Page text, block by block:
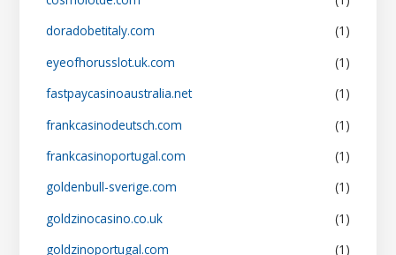
doradobetitaly.com
(1)
eyeofhorusslot.uk.com
(1)
fastpaycasinoaustralia.net
(1)
frankcasinodeutsch.com
(1)
frankcasinoportugal.com
(1)
goldenbull-sverige.com
(1)
goldzinocasino.co.uk
(1)
goldzinoportugal.com
(1)